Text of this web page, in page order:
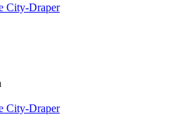
City-Draper
City-Draper